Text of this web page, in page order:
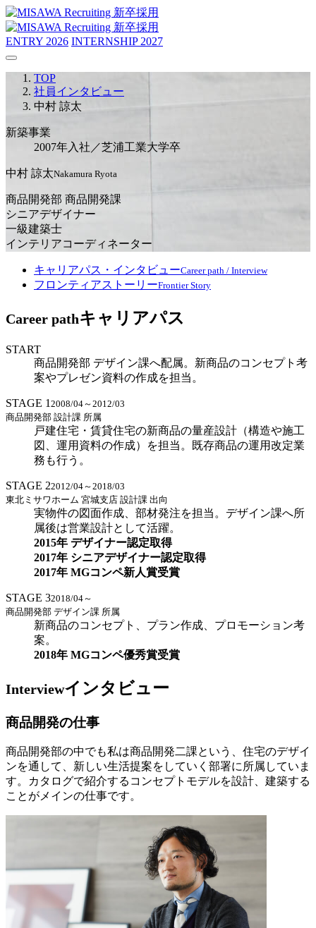
ENTRY 2026 INTERNSHIP2027
TOP
社員インタビュー
中村 諒太
新築事業
2007年入社／芝浦工業大学卒
中村 諒太Nakamura Ryota
商品開発部 商品開発課
シニアデザイナー
一級建築士
インテリアコーディネーター
キャリアパス・インタビューCareer path / Interview
フロンティアストーリーFrontier Story
Career pathキャリアパス
START
商品開発部 デザイン課へ配属。新商品のコンセプト考
案やプレゼン資料の作成を担当。
STAGE 1 2008/04～2012/03
商品開発部 設計課 所属
戸建住宅・賃貸住宅の新商品の量産設計（構造や施工
図、運用資料の作成）を担当。既存商品の運用改定業
務も行う。
STAGE 22012/04～2018/03
東北ミサワホーム 宮城支店 設計課 出向
実物件の図面作成、部材発注を担当。デザイン課へ所
属後は営業設計として活躍。
2015年 デザイナー認定取得
2017年 シニアデザイナー認定取得
2017年 MGコンペ新人賞受賞
STAGE 32018/04～
商品開発部 デザイン課 所属
新商品のコンセプト、プラン作成、プロモーション考
案。
2018年 MGコンペ優秀賞受賞
Interviewインタビュー
商品開発の仕事
商品開発部の中でも私は商品開発二課という、住宅のデザイ
ンを通して、新しい生活提案をしていく部署に所属していま
す。カタログで紹介するコンセプトモデルを設計、建築する
ことがメインの仕事です。